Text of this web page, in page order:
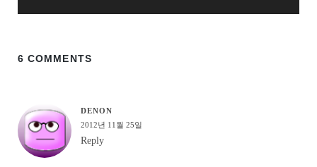
6 COMMENTS
DENON
2012년 11월 25일
Reply